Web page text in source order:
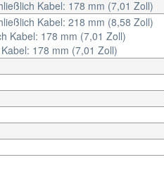
Kabel: 178 mm (7,01 Zoll)
Kabel: 218 mm (8,58 Zoll)
Kabel: 178 mm (7,01 Zoll)
178 mm (7,01 Zoll)